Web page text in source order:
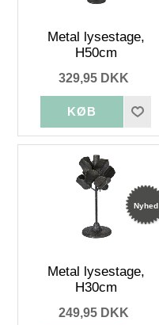
Metal lysestage,
H50cm
329,95 DKK
Nyhed
Metal lysestage,
H30cm
249,95 DKK